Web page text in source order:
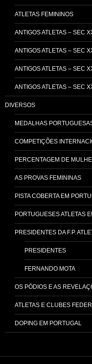
ATLETAS FEMININOS
ANTIGOS ATLETAS – SEC
ANTIGOS ATLETAS – SEC
ANTIGOS ATLETAS – SEC
ANTIGOS ATLETAS – SEC
DIVERSOS
MEDALHAS
COMPETIÇÕES
PERCENTAGEM DE
AS PROVAS FEMININAS
PISTA COBERTA EM
PORTUGUESES ATLETAS
PRESIDENTES DA F.P.
PRESIDENTES
FERNANDO MOTA
OS PÓDIOS E AS
ATLETAS E CLUBES
DOPING EM PORTUGAL